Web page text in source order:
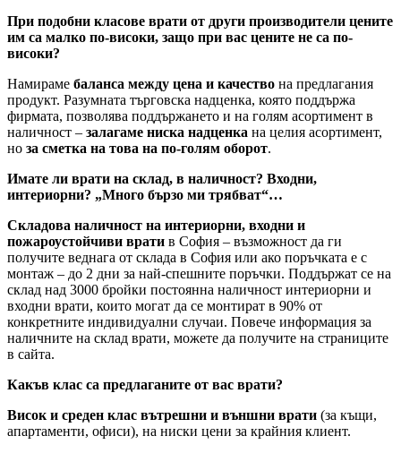
При подобни класове врати от други производители цените
им са малко по-високи, защо при вас цените не са по-
високи?
Намираме баланса между цена и качество на предлагания
продукт. Разумната търговска надценка, която поддържа
фирмата, позволява поддържането и на голям асортимент в
наличност – залагаме ниска надценка на целия асортимент,
но за сметка на това на по-голям оборот.
Имате ли врати на склад, в наличност? Входни,
интериорни? „Много бързо ми трябват“…
Складова наличност на интериорни, входни и
пожароустойчиви врати в София – възможност да ги
получите веднага от склада в София или ако поръчката е с
монтаж – до 2 дни за най-спешните поръчки. Поддържат се на
склад над 3000 бройки постоянна наличност интериорни и
входни врати, които могат да се монтират в 90% от
конкретните индивидуални случаи. Повече информация за
наличните на склад врати, можете да получите на страниците
в сайта.
Какъв клас са предлаганите от вас врати?
Висок и среден клас вътрешни и външни врати (за къщи,
апартаменти, офиси), на ниски цени за крайния клиент.